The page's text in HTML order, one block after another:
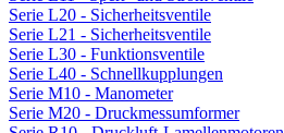
Serie L20 - Sicherheitsventile
Serie L21 - Sicherheitsventile
Serie L30 - Funktionsventile
Serie L40 - Schnellkupplungen
Serie M10 - Manometer
Serie M20 - Druckmessumformer